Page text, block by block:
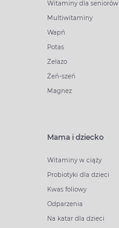
Witaminy dla seniorów
Multiwitaminy
Wapń
Potas
Żelazo
Żeń-szeń
Magnez
Mama i dziecko
Witaminy w ciąży
Probiotyki dla dzieci
Kwas foliowy
Odparzenia
Na katar dla dzieci